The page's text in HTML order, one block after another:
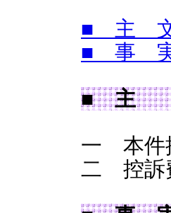
■ 主
■ 事
■ 主
一 本件
二 控訴